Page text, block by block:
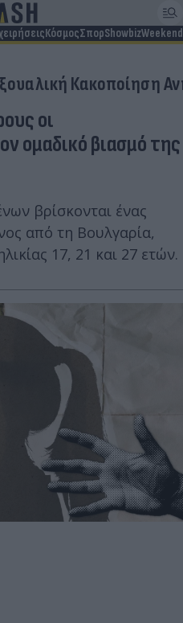
ΚόσμοςΣπορShowbizWeekend
Κακοποίηση
οι
ομαδικό βιασμό της
βρίσκονται ένας
από τη Βουλγαρία,
17, 21 και 27 ετών.